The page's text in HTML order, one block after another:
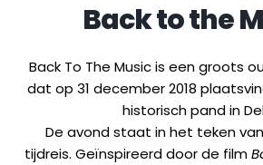
Back to the
Back To The Music is een groots
dat op 31 december 2018
historisch pand in
De avond staat in het teken
tijdreis. Geïnspireerd door de film